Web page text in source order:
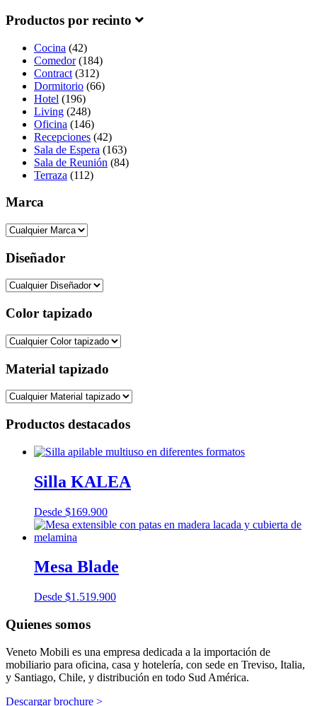
Productos por recinto
Cocina (42)
Comedor(184)
Contract (312)
Dormitorio (66)
Hotel (196)
Living (248)
Oficina (146)
Recepciones (42)
Sala de Espera (163)
Sala de Reunión (84)
Terraza (112)
Marca
Diseñador
Color tapizado
Material tapizado
Productos destacados
Silla KALEA
Desde $169.900
Mesa Blade
Desde $1.519.900
Quienes somos
Veneto Mobili es una empresa dedicada a la importación de
mobiliario para oficina, casa y hotelería, con sede en Treviso, Italia,
y Santiago, Chile, y distribución en todo Sud América.
Descargar brochure >